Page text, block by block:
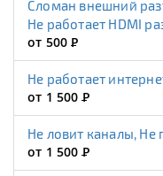
Сломан внешний
Не работает HDMI
от 500Р
Не работает
от 1 500Р
Не ловит каналы, Не
от 1 500Р